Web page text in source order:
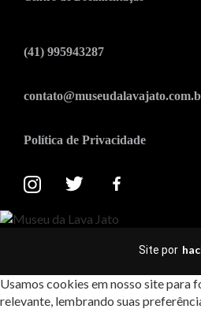
(41) 995943287
Política de Privacidade
Site por
Usamos cookies em nosso site para
relevante, lembrando suas